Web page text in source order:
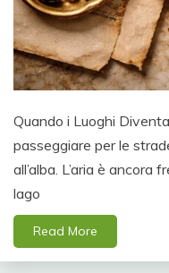
Quando i Luoghi
passeggiare per le
all’alba. L’aria è ancora
lago
Read More